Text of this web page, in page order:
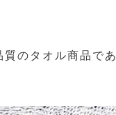
のタオル商品で